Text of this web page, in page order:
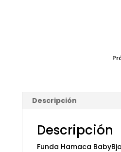
Descripción
Descripción
Funda Hamaca